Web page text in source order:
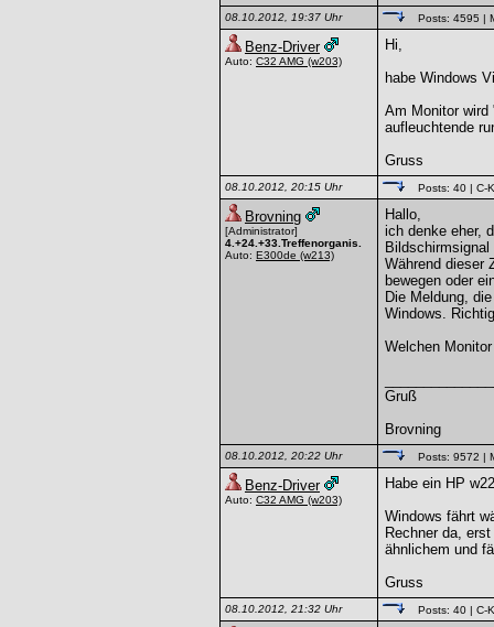
08.10.2012, 19:37 Uhr Posts: 4595 |
Benz-Driver
Auto: C32 AMG (w203)
Hi,
habe Windows
Am Monitor wird
aufleuchtende
Gruss
08.10.2012, 20:15 Uhr Posts: 40 | C-
Brovning
[Administrator]
4.+24.+33.Treffenorganis.
Auto: E300de (w213)
Hallo,
ich denke eher,
Während dieser
bewegen oder
Die Meldung,
Windows.
Welchen
Gruß
Brovning
08.10.2012, 20:22 Uhr Posts: 9572 |
Benz-Driver
Auto: C32 AMG (w203)
Habe ein HP
Windows fährt
Rechner da,
ähnlichem und
Gruss
08.10.2012, 21:32 Uhr Posts: 40 | C-